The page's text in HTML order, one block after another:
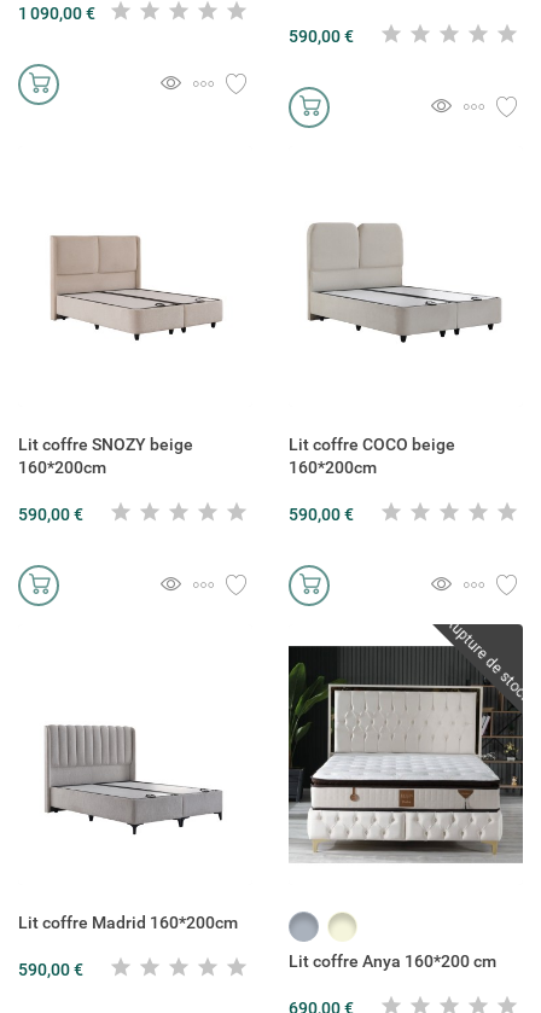
1 090,00 €
590,00 €
Lit coffre SNOZY beige
160*200cm
590,00 €
Lit coffre COCO beige
160*200cm
590,00 €
Lit coffre Madrid 160*200cm
590,00 €
Rupture de stock
Gris Beige
Lit coffre Anya 160*200 cm
690,00 €